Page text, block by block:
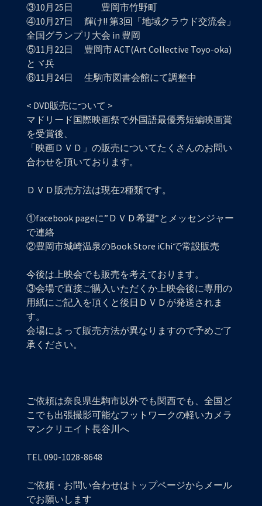
③10月25日 豊岡市竹野町
④10月27日 輝け!! 第3回「地域クラウド交流会」
全国グランプリ大会 in 豊岡
⑤11月22日 豊岡市 ACT(Art Collective Toyo-oka)
とヾ兵
⑥11月24日 生駒市図書会館にて調整中
< DVD販売について >
マドリード国際映画祭で外国語最優秀短編映画賞
を受賞後、
「映画ＤＶＤ」の販売についてたくさんのお問い
合わせを頂いております。
ＤＶＤ販売方法は現在2種類です。
①facebook pageに”ＤＶＤ希望”とメッセンジャー
で連絡
②豊岡市城崎温泉のBook Store iChiで常設販売
今後は上映会でも販売を考えております。
③会場で直接ご購入いただくか上映会後に専用の
用紙にご記入を頂くと後日ＤＶＤが発送されま
す。
会場によって販売方法が異なりますので予めご了
承ください。
ご依頼は奈良県生駒市以外でも関西でも、全国ど
こでも出張撮影可能なフットワークの軽いカメラ
マンクリエイト長谷川へ
TEL 090-1028-8648
ご依頼・お問い合わせはトップページからメール
でお願いします